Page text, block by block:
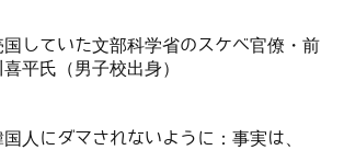
国していた文部科学省のスケベ官僚・前
喜平氏（男子校出身）
国人にダマされないように：事実は、